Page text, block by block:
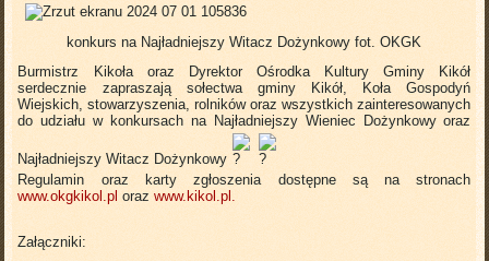
konkurs na Najładniejszy Witacz Dożynkowy fot. OKGK
Burmistrz Kikoła oraz Dyrektor Ośrodka Kultury Gminy Kikół
serdecznie zapraszają sołectwa gminy Kikół, Koła Gospodyń
Wiejskich, stowarzyszenia, rolników oraz wszystkich zainteresowanych
do udziału w konkursach na Najładniejszy Wieniec Dożynkowy oraz
Najładniejszy Witacz Dożynkowy
Regulamin oraz karty zgłoszenia dostępne są na stronach
www.okgkikol.pl orazwww.kikol.pl.
Załączniki: